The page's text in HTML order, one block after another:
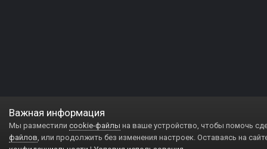
Важная информация
Мы разместили cookie-файлы на ваше устройство, чтобы помочь
файлов, или продолжить без изменения настроек. Оставаясь на